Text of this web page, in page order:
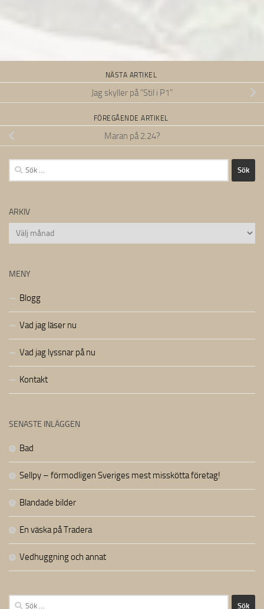
NÄSTA ARTIKEL
Jag skyller på ”Stil i P1”
FÖREGÅENDE ARTIKEL
Maran på 2.24?
Sök
efter:
ARKIV
Arkiv
MENY
Blogg
Vad jag läser nu
Vad jag lyssnar på nu
Kontakt
SENASTE INLÄGGEN
Bad
Sellpy – förmodligen Sveriges mest misskötta företag!
Blandade bilder
En väska på Tradera
Vedhuggning och annat
Sök